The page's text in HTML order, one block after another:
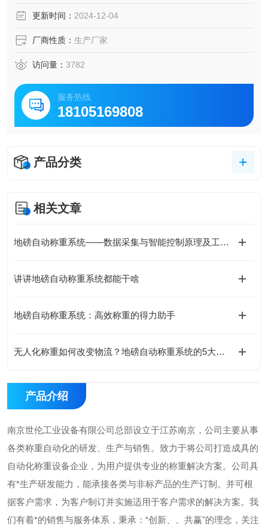
更新时间： 2024-12-04
厂商性质： 生产厂家
访问量： 3782
服务热线
18105169808
产品分类
相关文章
地磅自动称重系统——数据采集与智能控制原理及工业应用
讲讲地磅自动称重系统都能干啥
地磅自动称重系统：高效称重的得力助手
无人化称重如何改变物流？地磅自动称重系统的5大核心优势
产品介绍
南京世伦工业设备有限公司总部设立于江苏南京，公司主要从事
各类称重自动化的研发、生产与销售。致力于将公司打造成具的
自动化称重设备企业，为用户提供专业的称重解决方案。公司具
有*生产研发能力，能承接各类与非标产品的生产订制。并可根
据客户需求，为客户制订并实施适用于客户需求的解决方案。我
们有着*的销售与服务体系，秉承：“创新、、共赢"的理念，关注